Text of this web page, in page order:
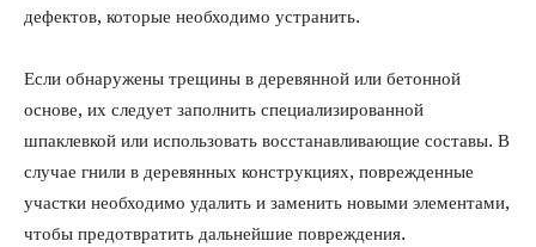
дефектов, которые необходимо устранить.
Если обнаружены трещины в деревянной или бетонной
основе, их следует заполнить специализированной
шпаклевкой или использовать восстанавливающие составы. В
случае гнили в деревянных конструкциях, поврежденные
участки необходимо удалить и заменить новыми элементами,
чтобы предотвратить дальнейшие повреждения.